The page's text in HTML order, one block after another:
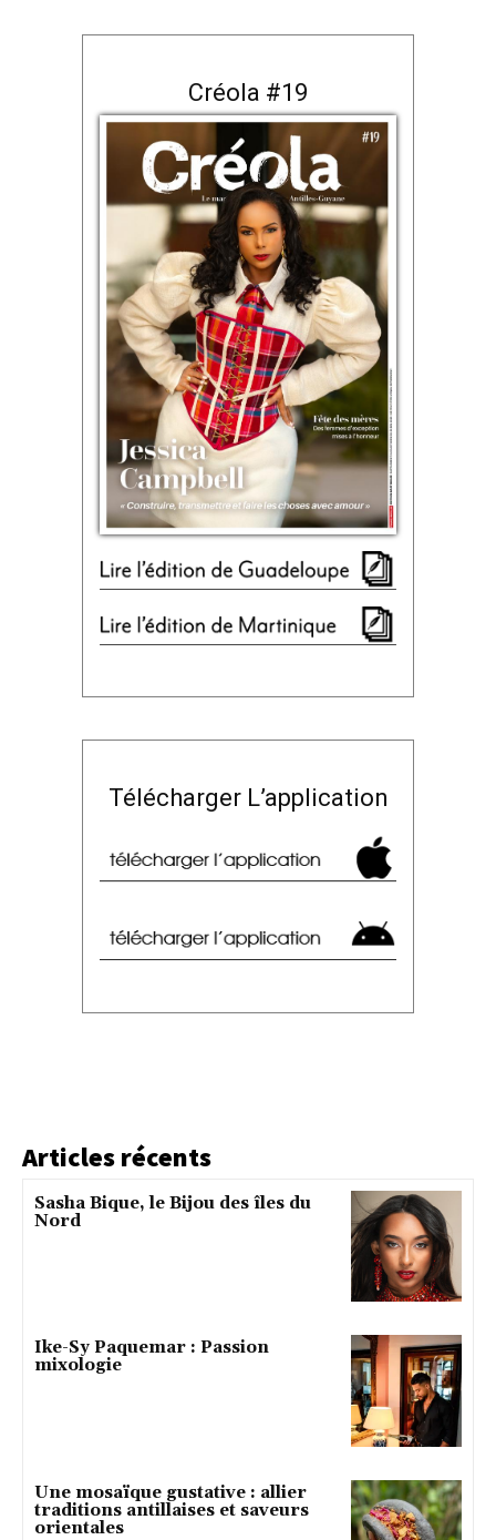
Créola #19
Télécharger L’application
Articles récents
Sasha Bique, le Bijou des îles du
Nord
Ike-Sy Paquemar : Passion
mixologie
Une mosaïque gustative : allier
traditions antillaises et saveurs
orientales